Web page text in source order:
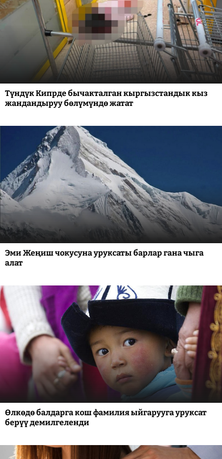
Түндүк Кипрде бычакталган кыргызстандык кыз
жандандыруу бөлүмүндө жатат
Эми Жеңиш чокусуна уруксаты барлар гана чыга
алат
Өлкөдө балдарга кош фамилия ыйгарууга уруксат
берүү демилгеленди